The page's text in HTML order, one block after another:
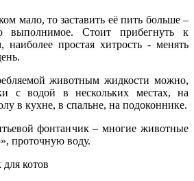
мало, то заставить её пить больше –
выполнимое. Стоит прибегнуть к
наиболее простая хитрость - менять
животным жидкости можно,
с водой в нескольких местах, на
в кухне, в спальне, на подоконнике.
фонтанчик – многие животные
проточную воду.